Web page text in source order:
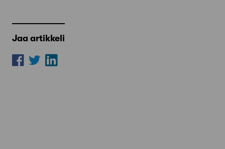
Jaa artikkeli